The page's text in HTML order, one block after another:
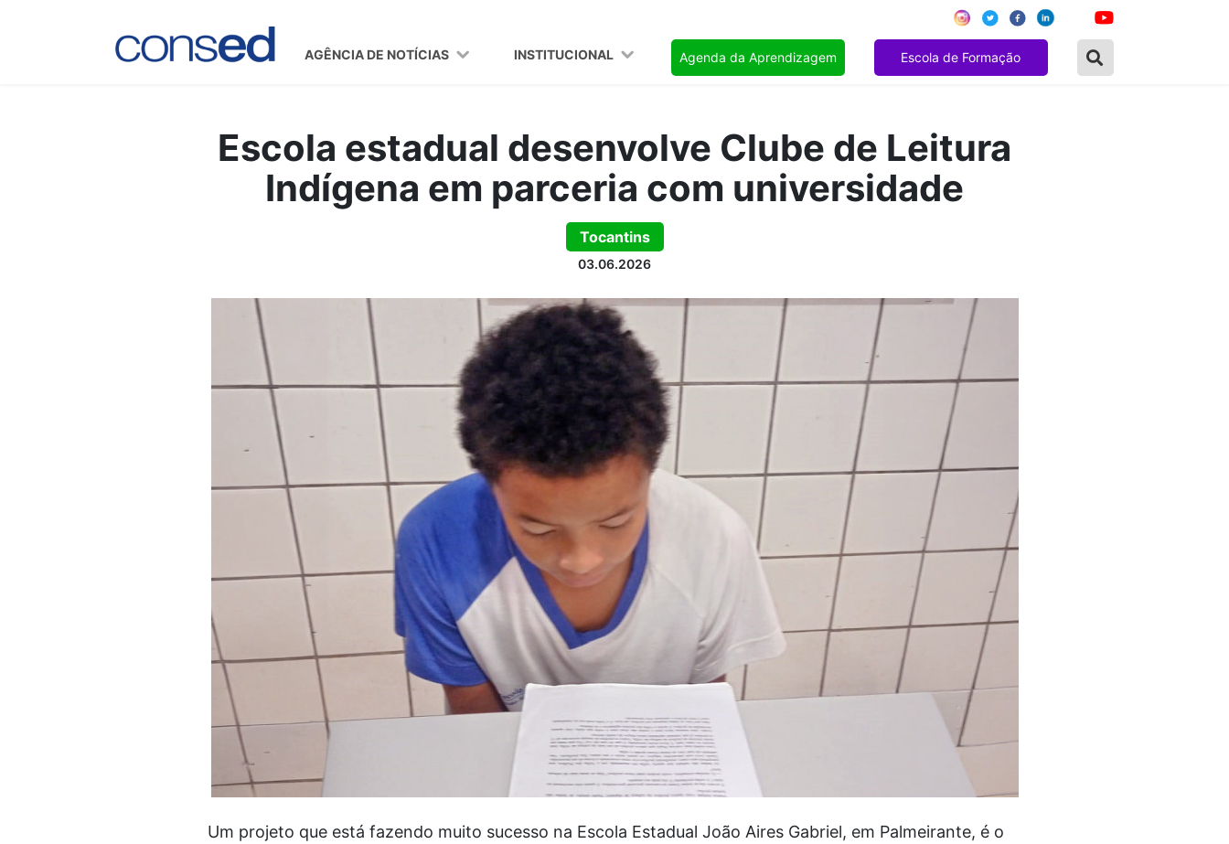
AGÊNCIA DE NOTÍCIAS INSTITUCIONAL Agenda da Aprendizagem Escola de Formação
Escola estadual desenvolve Clube de Leitura
Indígena em parceria com universidade
Tocantins
03.06.2026
Um projeto que está fazendo muito sucesso na Escola Estadual João Aires Gabriel, em Palmeirante, é o